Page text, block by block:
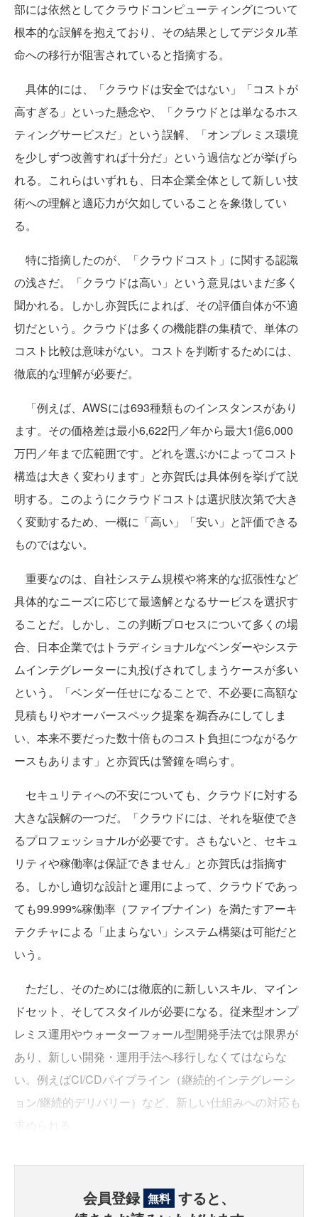
部には依然としてクラウドコンピューティングについて
根本的な誤解を抱えており、その結果としてデジタル革
命への移行が阻害されていると指摘する。
具体的には、「クラウドは安全ではない」「コストが
高すぎる」といった懸念や、「クラウドとは単なるホス
ティングサービスだ」という誤解、「オンプレミス環境
を少しずつ改善すれば十分だ」という過信などが挙げら
れる。これらはいずれも、日本企業全体として新しい技
術への理解と適応力が欠如していることを象徴してい
る。
特に指摘したのが、「クラウドコスト」に関する認識
の浅さだ。「クラウドは高い」という意見はいまだ多く
聞かれる。しかし亦賀氏によれば、その評価自体が不適
切だという。クラウドは多くの機能群の集積で、単体の
コスト比較は意味がない。コストを判断するためには、
徹底的な理解が必要だ。
「例えば、AWSには693種類ものインスタンスがあり
ます。その価格差は最小6,622円／年から最大1億6,000
万円／年まで広範囲です。どれを選ぶかによってコスト
構造は大きく変わります」と亦賀氏は具体例を挙げて説
明する。このようにクラウドコストは選択肢次第で大き
く変動するため、一概に「高い」「安い」と評価できる
ものではない。
重要なのは、自社システム規模や将来的な拡張性など
具体的なニーズに応じて最適解となるサービスを選択す
ることだ。しかし、この判断プロセスについて多くの場
合、日本企業ではトラディショナルなベンダーやシステ
ムインテグレーターに丸投げされてしまうケースが多い
という。「ベンダー任せになることで、不必要に高額な
見積もりやオーバースペック提案を鵜呑みにしてしま
い、本来不要だった数十倍ものコスト負担につながるケ
ースもあります」と亦賀氏は警鐘を鳴らす。
セキュリティへの不安についても、クラウドに対する
大きな誤解の一つだ。「クラウドには、それを駆使でき
るプロフェッショナルが必要です。さもないと、セキュ
リティや稼働率は保証できません」と亦賀氏は指摘す
る。しかし適切な設計と運用によって、クラウドであっ
ても99.999%稼働率（ファイブナイン）を満たすアーキ
テクチャによる「止まらない」システム構築は可能だと
いう。
ただし、そのためには徹底的に新しいスキル、マイン
ドセット、そしてスタイルが必要になる。従来型オンプ
レミス運用やウォーターフォール型開発手法では限界が
あり、新しい開発・運用手法へ移行しなくてはならな
い。例えばCI/CDパイプライン（継続的インテグレーシ
ョン/継続的デリバリー）など、新しい仕組みへの対応も
会員登録 無料 すると、